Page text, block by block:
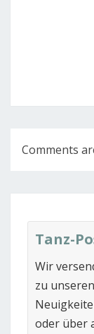
Comments
Tanz-
Wir
zu
oder über